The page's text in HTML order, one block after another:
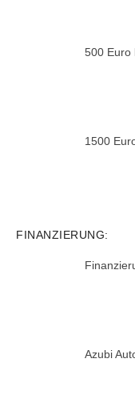
500 Euro
1500
FINANZIERUNG:
Azubi